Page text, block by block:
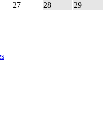
27 28
29